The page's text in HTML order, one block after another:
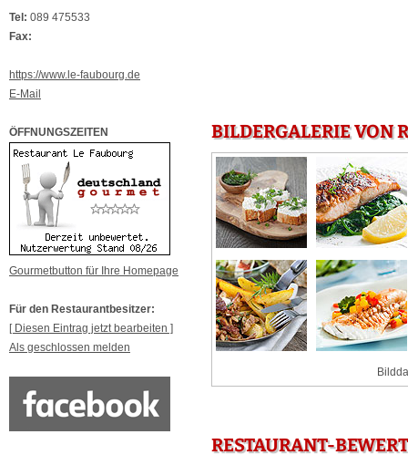
Tel: 089 475533
Fax:
https://www.le-faubourg.de
E-Mail
ÖFFNUNGSZEITEN
Gourmetbutton für Ihre Homepage
Für den Restaurantbesitzer:
[ Diesen Eintrag jetzt bearbeiten ]
Als geschlossen melden
BILDERGALERIE VON
RESTAURANT-